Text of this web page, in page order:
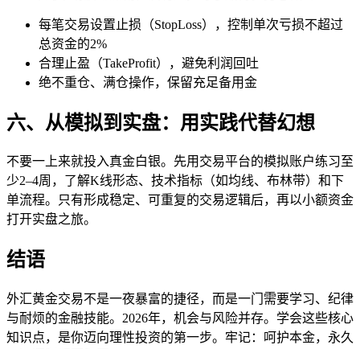
每笔交易设置止损（StopLoss），控制单次亏损不超过
总资金的2%
合理止盈（TakeProfit），避免利润回吐
绝不重仓、满仓操作，保留充足备用金
六、从模拟到实盘：用实践代替幻想
不要一上来就投入真金白银。先用交易平台的模拟账户练习至
少2–4周，了解K线形态、技术指标（如均线、布林带）和下
单流程。只有形成稳定、可重复的交易逻辑后，再以小额资金
打开实盘之旅。
结语
外汇黄金交易不是一夜暴富的捷径，而是一门需要学习、纪律
与耐烦的金融技能。2026年，机会与风险并存。学会这些核心
知识点，是你迈向理性投资的第一步。牢记：呵护本金，永久